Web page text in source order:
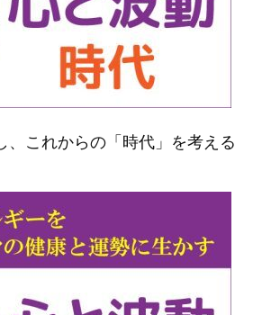
、これからの「時代」を考える